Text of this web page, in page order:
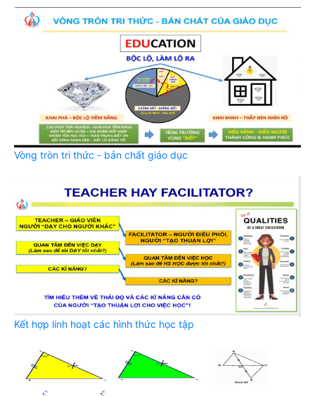
Vòng tròn tri thức - bản chất giáo dục
Kết hợp linh hoạt các hình thức học tập